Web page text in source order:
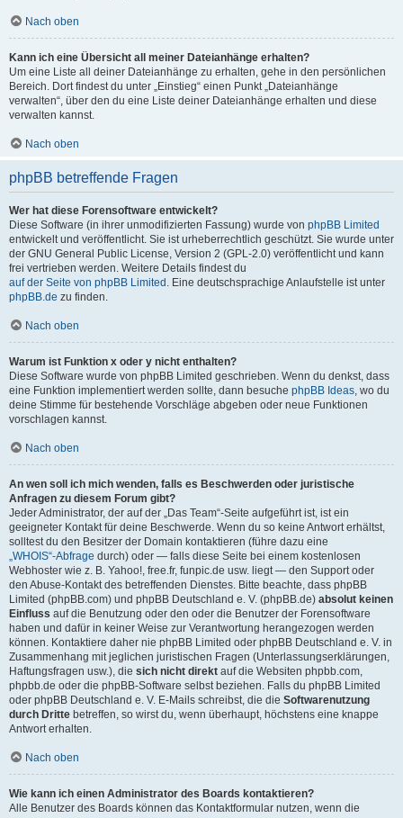
Nach oben
Kann ich eine Übersicht all meiner Dateianhänge erhalten?
Um eine Liste all deiner Dateianhänge zu erhalten, gehe in den persönlichen
Bereich. Dort findest du unter „Einstieg“ einen Punkt „Dateianhänge
verwalten“, über den du eine Liste deiner Dateianhänge erhalten und diese
verwalten kannst.
Nach oben
phpBB betreffende Fragen
Wer hat diese Forensoftware entwickelt?
Diese Software (in ihrer unmodifizierten Fassung) wurde von phpBB Limited
entwickelt und veröffentlicht. Sie ist urheberrechtlich geschützt. Sie wurde unter
der GNU General Public License, Version 2 (GPL-2.0) veröffentlicht und kann
frei vertrieben werden. Weitere Details findest du
auf der Seite von phpBB Limited . Eine deutschsprachige Anlaufstelle ist unter
phpBB.de zu finden.
Nach oben
Warum ist Funktion x oder y nicht enthalten?
Diese Software wurde von phpBB Limited geschrieben. Wenn du denkst, dass
eine Funktion implementiert werden sollte, dann besuche phpBB Ideas, wo du
deine Stimme für bestehende Vorschläge abgeben oder neue Funktionen
vorschlagen kannst.
Nach oben
An wen soll ich mich wenden, falls es Beschwerden oder juristische
Anfragen zu diesem Forum gibt?
Jeder Administrator, der auf der „Das Team“-Seite aufgeführt ist, ist ein
geeigneter Kontakt für deine Beschwerde. Wenn du so keine Antwort erhältst,
solltest du den Besitzer der Domain kontaktieren (führe dazu eine
„WHOIS“-Abfrage durch) oder — falls diese Seite bei einem kostenlosen
Webhoster wie z. B. Yahoo!, free.fr, funpic.de usw. liegt — den Support oder
den Abuse-Kontakt des betreffenden Dienstes. Bitte beachte, dass phpBB
Limited (phpBB.com) und phpBB Deutschland e. V. (phpBB.de) absolut keinen
Einfluss auf die Benutzung oder den oder die Benutzer der Forensoftware
haben und dafür in keiner Weise zur Verantwortung herangezogen werden
können. Kontaktiere daher nie phpBB Limited oder phpBB Deutschland e. V. in
Zusammenhang mit jeglichen juristischen Fragen (Unterlassungserklärungen,
Haftungsfragen usw.), die sich nicht direkt auf die Websiten phpbb.com,
phpbb.de oder die phpBB-Software selbst beziehen. Falls du phpBB Limited
oder phpBB Deutschland e. V. E-Mails schreibst, die die Softwarenutzung
durch Dritte betreffen, so wirst du, wenn überhaupt, höchstens eine knappe
Antwort erhalten.
Nach oben
Wie kann ich einen Administrator des Boards kontaktieren?
Alle Benutzer des Boards können das Kontaktformular nutzen, wenn die